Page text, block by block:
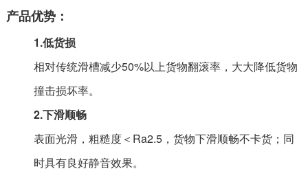
产品优势：
1.低货损
相对传统滑槽减少50%以上货物翻滚率，大大降低货物
撞击损坏率。
2.下滑顺畅
表面光滑，粗糙度＜Ra2.5，货物下滑顺畅不卡货；同
时具有良好静音效果。